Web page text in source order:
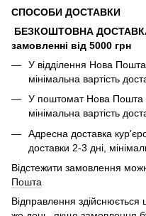
СПОСОБИ ДОСТАВКИ
БЕЗКОШТОВНА
замовленні від 5000 грн
У відділення Нова Пошта
мінімальна вартість
У поштомат Нова Пошта -
мінімальна вартість
Адресна доставка
доставки 2-3 дні,
Відстежити замовлення
Пошта
Відправлення